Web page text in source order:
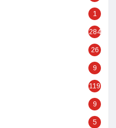
1
284
26
9
119
9
5